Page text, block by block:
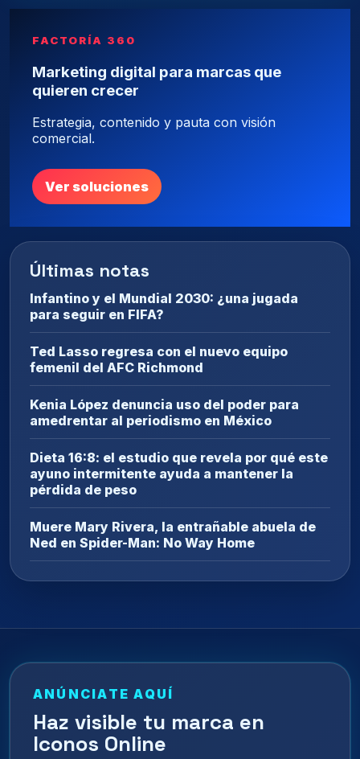
FACTORÍA 360
Marketing digital para marcas que
quieren crecer
Estrategia, contenido y pauta con visión
comercial.
Ver soluciones
Últimas notas
Infantino y el Mundial 2030: ¿una jugada
para seguir en FIFA?
Ted Lasso regresa con el nuevo equipo
femenil del AFC Richmond
Kenia López denuncia uso del poder para
amedrentar al periodismo en México
Dieta 16:8: el estudio que revela por qué este
ayuno intermitente ayuda a mantener la
pérdida de peso
Muere Mary Rivera, la entrañable abuela de
Ned en Spider-Man: No Way Home
ANÚNCIATE AQUÍ
Haz visible tu marca en
Iconos Online